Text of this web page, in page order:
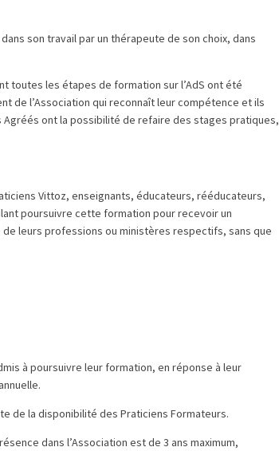
son travail par un thérapeute de son choix, dans
toutes les étapes de formation sur l’AdS ont été
de l’Association qui reconnaît leur compétence et ils
ont la possibilité de refaire des stages pratiques,
Vittoz, enseignants, éducateurs, rééducateurs,
poursuivre cette formation pour recevoir un
leurs professions ou ministères respectifs, sans que
à poursuivre leur formation, en réponse à leur
de la disponibilité des Praticiens Formateurs.
dans l’Association est de 3 ans maximum,